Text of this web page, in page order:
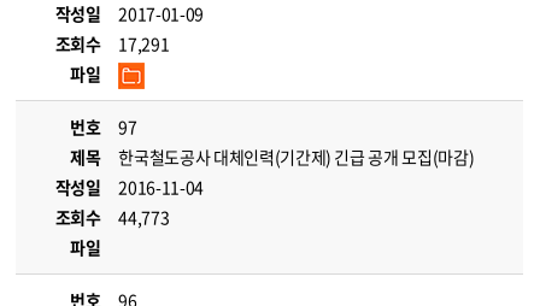
작성일
2017-01-09
조회수
17,291
파일
번호
97
제목
한국철도공사 대체인력(기간제) 긴급 공개 모집(마감)
작성일
2016-11-04
조회수
44,773
파일
번호
96